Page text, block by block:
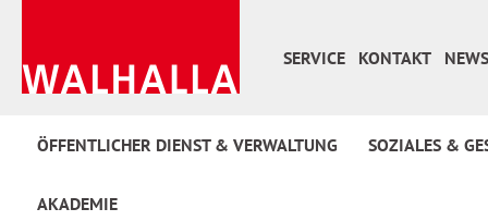
SERVICE
KONTAKT
ÖFFENTLICHER DIENST & VERWALTUNG SOZIALES &
AKADEMIE